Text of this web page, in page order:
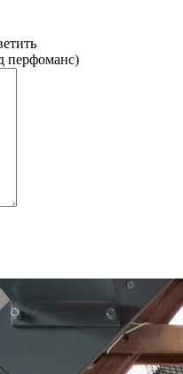
перфоманс)